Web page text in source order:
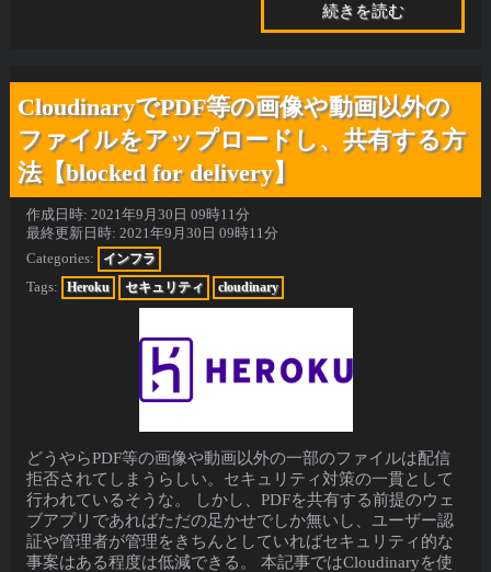
続きを読む
CloudinaryでPDF等の画像や動画以外の
ファイルをアップロードし、共有する方
法【blocked for delivery】
作成日時: 2021年9月30日 09時11分
最終更新日時: 2021年9月30日 09時11分
Categories:
インフラ
Tags:
Heroku セキュリティ cloudinary
どうやらPDF等の画像や動画以外の一部のファイルは配信
拒否されてしまうらしい。セキュリティ対策の一貫として
行われているそうな。 しかし、PDFを共有する前提のウェ
ブアプリであればただの足かせでしか無いし、ユーザー認
証や管理者が管理をきちんとしていればセキュリティ的な
事案はある程度は低減できる。 本記事ではCloudinaryを使